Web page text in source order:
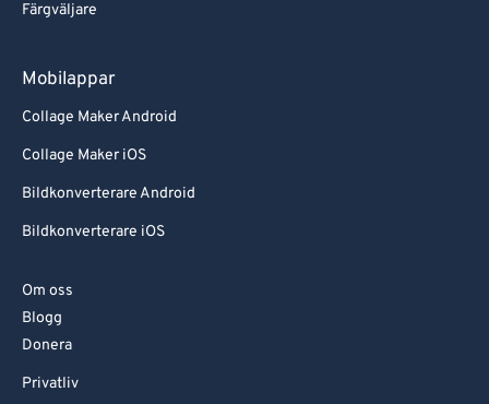
Färgväljare
Mobilappar
Collage Maker Android
Collage Maker iOS
Bildkonverterare Android
Bildkonverterare iOS
Om oss
Blogg
Donera
Privatliv